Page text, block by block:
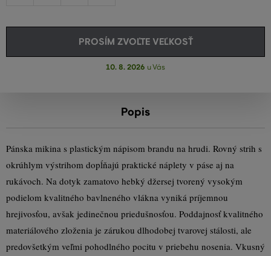
PROSÍM ZVOĽTE VEĽKOSŤ
10. 8. 2026 u Vás
Popis
Pánska mikina s plastickým nápisom brandu na hrudi. Rovný strih s
okrúhlym výstrihom dopĺňajú praktické náplety v páse aj na
rukávoch. Na dotyk zamatovo hebký džersej tvorený vysokým
podielom kvalitného bavlneného vlákna vyniká príjemnou
hrejivosťou, avšak jedinečnou priedušnosťou. Poddajnosť kvalitného
materiálového zloženia je zárukou dlhodobej tvarovej stálosti, ale
predovšetkým veľmi pohodlného pocitu v priebehu nosenia. Vkusný